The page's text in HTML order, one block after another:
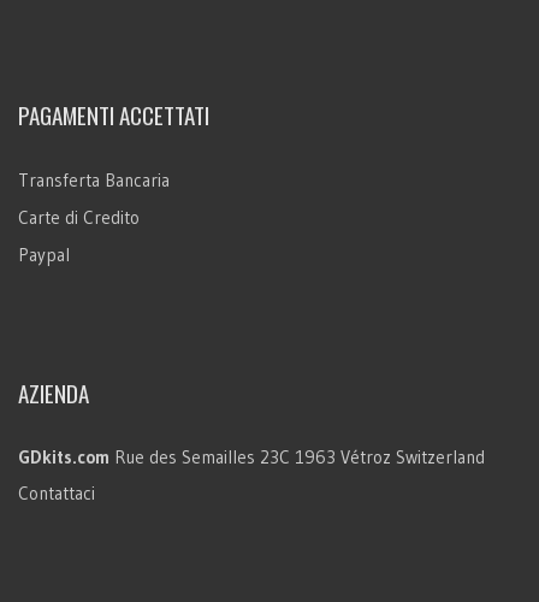
PAGAMENTI ACCETTATI
Transferta Bancaria
Carte di Credito
Paypal
AZIENDA
GDkits.com Rue des Semailles 23C 1963 Vétroz Switzerland
Contattaci